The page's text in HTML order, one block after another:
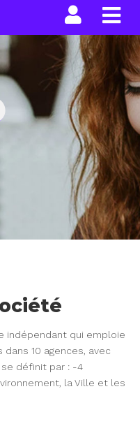
indépendant qui emploie
10 agences, avec
se définit par : -4
la Ville et les